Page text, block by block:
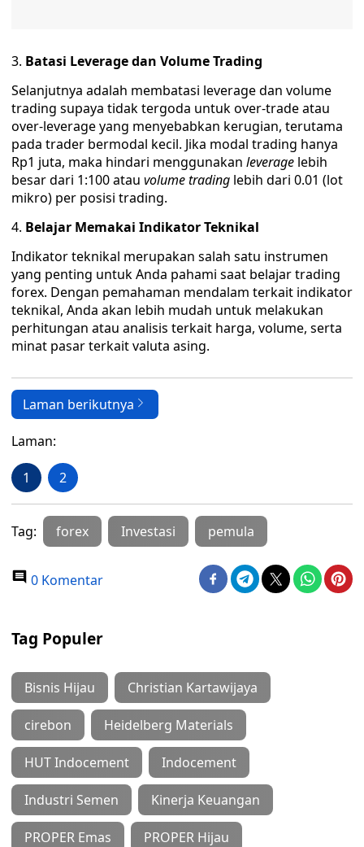
Batasi Leverage dan Volume Trading
Selanjutnya adalah membatasi leverage dan volume
trading supaya tidak tergoda untuk over-trade atau
over-leverage yang menyebabkan kerugian, terutama
pada trader bermodal kecil. Jika modal trading hanya
Rp1 juta, maka hindari menggunakan leverage lebih
besar dari 1:100 atau volume trading lebih dari 0.01 (lot
mikro) per posisi trading.
Belajar Memakai Indikator Teknikal
Indikator teknikal merupakan salah satu instrumen
yang penting untuk Anda pahami saat belajar trading
forex. Dengan pemahaman mendalam terkait indikator
teknikal, Anda akan lebih mudah untuk melakukan
perhitungan atau analisis terkait harga, volume, serta
minat pasar terkait valuta asing.
Laman berikutnya
Laman:
1 2
Tag: forex Investasi pemula
0 Komentar
Tag Populer
Bisnis Hijau Christian Kartawijaya
cirebon Heidelberg Materials
HUT Indocement Indocement
Industri Semen Kinerja Keuangan
PROPER Emas PROPER Hijau